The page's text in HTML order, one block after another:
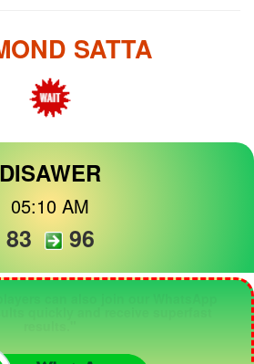
SATTA
DISAWER
05:10 AM
83 96